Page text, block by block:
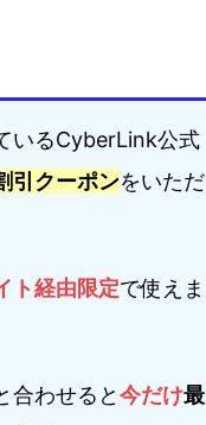
いるCyberLink公式
引クーポンをいただ
ト経由限定で使えま
合わせると今だけ最